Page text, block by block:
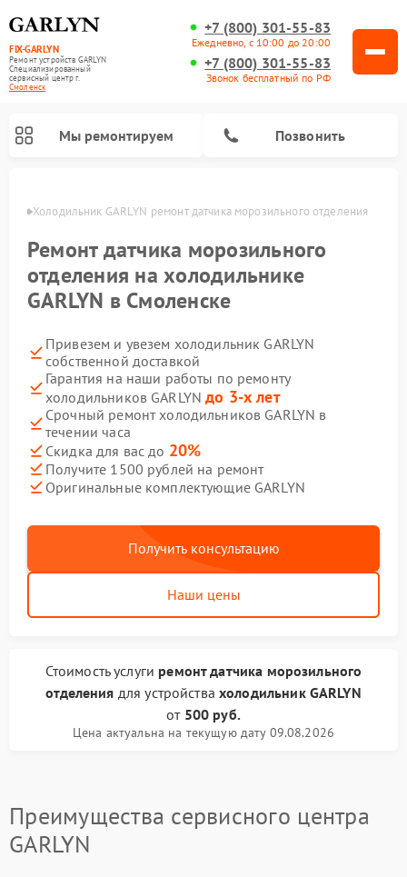
FIX-GARLYN
Ремонт устройств GARLYN
Специализированный
cервисный центр г.
Смоленск
+7 (800) 301-55-83
Ежедневно, с 10:00 до 20:00
+7 (800) 301-55-83
Звонок бесплатный по РФ
Мы ремонтируем Позвонить
Холодильник GARLYN ремонт датчика морозильного отделения
Ремонт датчика морозильного
отделения на холодильнике
GARLYN в Смоленске
Привезем и увезем холодильник GARLYN
собственной доставкой
Гарантия на наши работы по ремонту
холодильников GARLYNдо 3-х лет
Срочный ремонт холодильников GARLYN в
течении часа
Скидка для вас до 20%
Получите 1500 рублей на ремонт
Оригинальные комплектующие GARLYN
Получить консультацию
Наши цены
Стоимость услуги ремонт датчика морозильного
отделения для устройствахолодильник GARLYN
от 500 руб.
Цена актуальна на текущую дату 09.08.2026
Преимущества сервисного центра
GARLYN